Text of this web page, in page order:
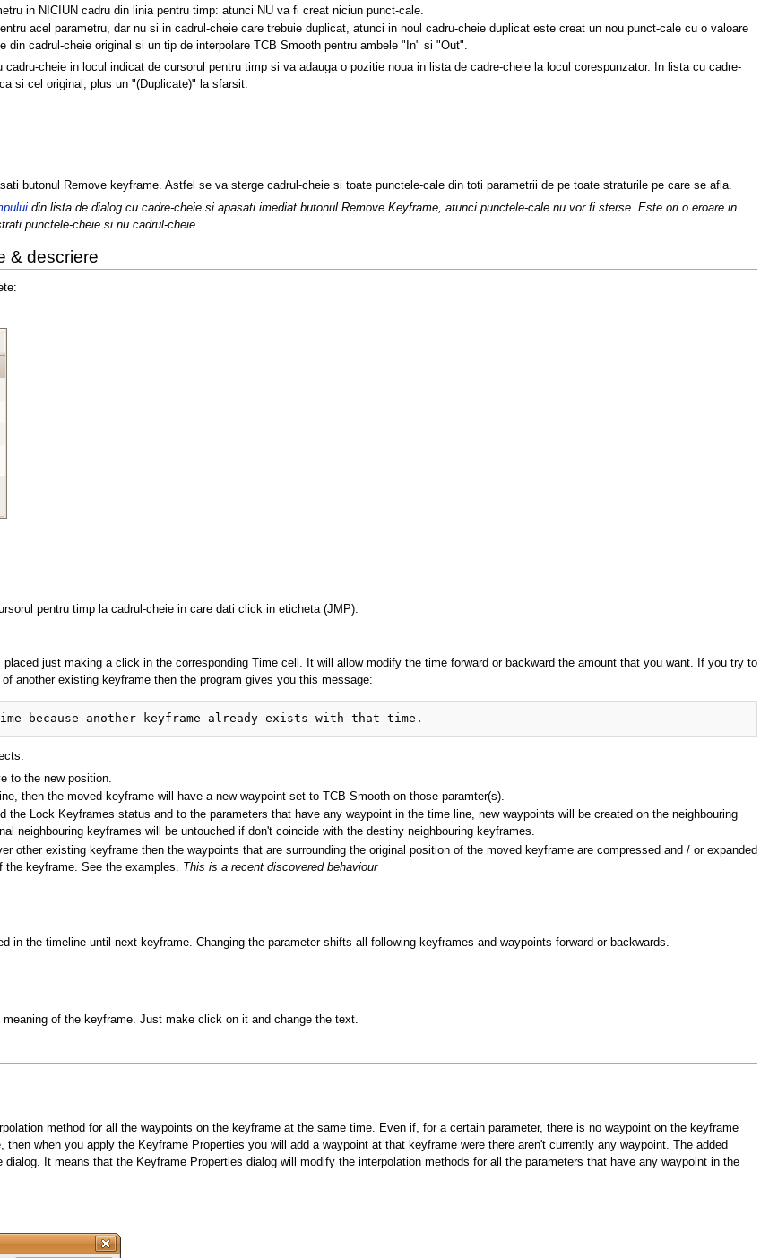
in NICIUN cadru din linia pentru timp: atunci NU va fi creat niciun punct-cale.
acel parametru, dar nu si in cadrul-cheie care trebuie duplicat, atunci in noul cadru-cheie duplicat este creat un nou punct-cale cu o valoare
din cadrul-cheie original si un tip de interpolare TCB Smooth pentru ambele "In" si "Out".
cadru-cheie in locul indicat de cursorul pentru timp si va adauga o pozitie noua in lista de cadre-cheie la locul corespunzator. In lista cu cadre-
si cel original, plus un "(Duplicate)" la sfarsit.
butonul Remove keyframe. Astfel se va sterge cadrul-cheie si toate punctele-cale din toti parametrii de pe toate straturile pe care se afla.
din lista de dialog cu cadre-cheie si apasati imediat butonul Remove Keyframe, atunci punctele-cale nu vor fi sterse. Este ori o eroare in
punctele-cheie si nu cadrul-cheie.
& descriere
pentru timp la cadrul-cheie in care dati click in eticheta (JMP).
just making a click in the corresponding Time cell. It will allow modify the time forward or backward the amount that you want. If you try to
another existing keyframe then the program gives you this message:
to the new position.
then the moved keyframe will have a new waypoint set to TCB Smooth on those paramter(s).
the Lock Keyframes status and to the parameters that have any waypoint in the time line, new waypoints will be created on the neighbouring
neighbouring keyframes will be untouched if don't coincide with the destiny neighbouring keyframes.
other existing keyframe then the waypoints that are surrounding the original position of the moved keyframe are compressed and / or expanded
the keyframe. See the examples. This is a recent discovered behaviour
in the timeline until next keyframe. Changing the parameter shifts all following keyframes and waypoints forward or backwards.
of the keyframe. Just make click on it and change the text.
method for all the waypoints on the keyframe at the same time. Even if, for a certain parameter, there is no waypoint on the keyframe
when you apply the Keyframe Properties you will add a waypoint at that keyframe were there aren't currently any waypoint. The added
It means that the Keyframe Properties dialog will modify the interpolation methods for all the parameters that have any waypoint in the